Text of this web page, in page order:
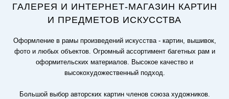
ГАЛЕРЕЯ И ИНТЕРНЕТ-МАГАЗИН КАРТИН
И ПРЕДМЕТОВ ИСКУССТВА
Оформление в рамы произведений искусства - картин, вышивок,
фото и любых объектов. Огромный ассортимент багетных рам и
оформительских материалов. Высокое качество и
высокохудожественный подход.
Большой выбор авторских картин членов союза художников.